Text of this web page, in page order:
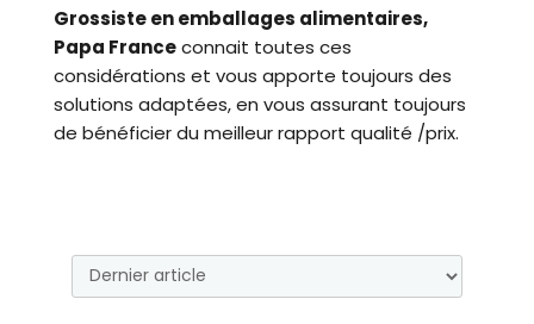
Grossiste en emballages alimentaires,
Papa Franceconnait toutes ces
considérations et vous apporte toujours des
solutions adaptées, en vous assurant toujours
de bénéficier du meilleur rapport qualité /prix.